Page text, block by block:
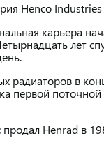
Henco
карьера
лет
радиаторов в
первой
Henrad в